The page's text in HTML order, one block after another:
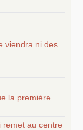
le projet
viendra ni des
la première
remet au centre